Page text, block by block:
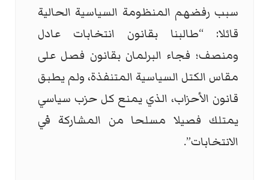
سبب رفضهم المنظومة السياسية الحالية
قائلا: “طالبنا بقانون انتخابات عادل
ومنصف؛ فجاء البرلمان بقانون فصل على
مقاس الكتل السياسية المتنفذة، ولم يطبق
قانون الأحزاب، الذي يمنع كل حزب سياسي
يمتلك فصيلا مسلحا من المشاركة في
الانتخابات”.